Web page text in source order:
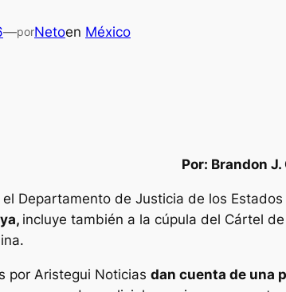
—porNetoen México
Por: Brandon
Departamento de Justicia de los Estados
incluye también a la cúpula del Cártel
por Aristegui Noticias dan cuenta de una